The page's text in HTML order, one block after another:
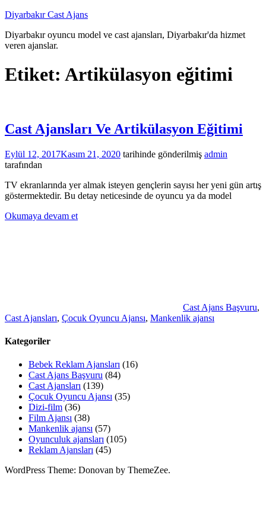
İçeriğe
Diyarbakır Cast Ajans
Diyarbakır oyuncu model ve cast ajansları, Diyarbakır'da hizmet
veren ajanslar.
Etiket: Artikülasyon eğitimi
Cast Ajansları Ve Artikülasyon Eğitimi
Eylül 12, 2017Kasım 21, 2020 tarihinde gönderilmiş admin
tarafından
TV ekranlarında yer almak isteyen gençlerin sayısı her yeni gün artış
göstermektedir. Bu detay neticesinde de oyuncu ya da model
Okumaya devam et
Cast Ajans Başvuru,
Cast Ajansları, Çocuk Oyuncu Ajansı, Mankenlik ajansı
Kategoriler
Bebek Reklam Ajansları (16)
Cast Ajans Başvuru (84)
Cast Ajansları (139)
Çocuk Oyuncu Ajansı (35)
Dizi-film (36)
Film Ajansı (38)
Mankenlik ajansı (57)
Oyunculuk ajansları (105)
Reklam Ajansları (45)
WordPress Theme: Donovan by ThemeZee.